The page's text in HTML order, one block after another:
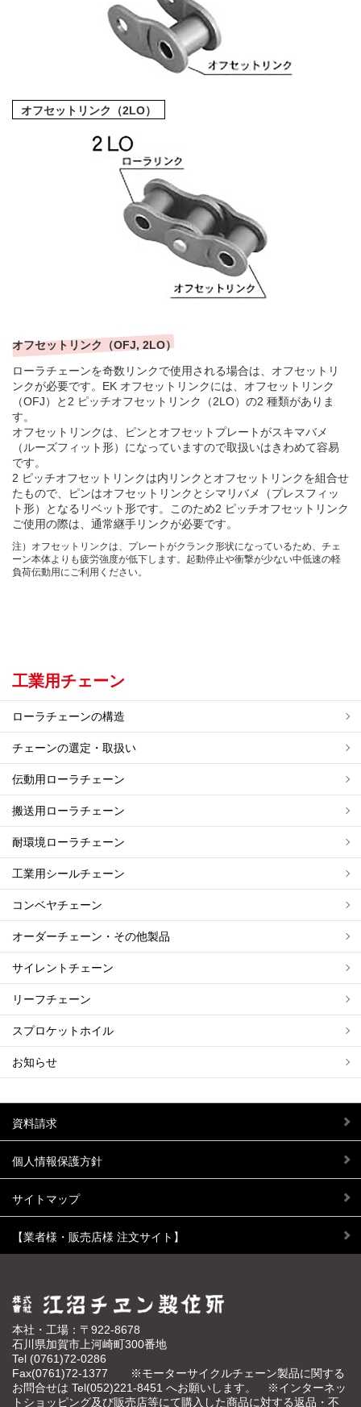
オフセットリンク（2LO）
オフセットリンク（OFJ, 2LO）
ローラチェーンを奇数リンクで使用される場合は、オフセットリ
ンクが必要です。EK オフセットリンクには、オフセットリンク
（OFJ）と2 ピッチオフセットリンク（2LO）の2 種類がありま
す。
オフセットリンクは、ピンとオフセットプレートがスキマバメ
（ルーズフィット形）になっていますので取扱いはきわめて容易
です。
2 ピッチオフセットリンクは内リンクとオフセットリンクを組合せ
たもので、ピンはオフセットリンクとシマリバメ（プレスフィッ
ト形）となるリベット形です。このため2 ピッチオフセットリンク
ご使用の際は、通常継手リンクが必要です。
注）オフセットリンクは、プレートがクランク形状になっているため、チェ
ーン本体よりも疲労強度が低下します。起動停止や衝撃が少ない中低速の軽
負荷伝動用にご利用ください。
工業用チェーン
ローラチェーンの構造
チェーンの選定・取扱い
伝動用ローラチェーン
搬送用ローラチェーン
耐環境ローラチェーン
工業用シールチェーン
コンベヤチェーン
オーダーチェーン・その他製品
サイレントチェーン
リーフチェーン
スプロケットホイル
お知らせ
資料請求
個人情報保護方針
サイトマップ
【業者様・販売店様 注文サイト】
本社・工場：〒922-8678
石川県加賀市上河崎町300番地
Tel (0761)72-0286
Fax(0761)72-1377 ※モーターサイクルチェーン製品に関する
お問合せは Tel(052)221-8451 へお願いします。 ※インターネッ
トショッピング及び販売店等にて購入した商品に対する返品・不